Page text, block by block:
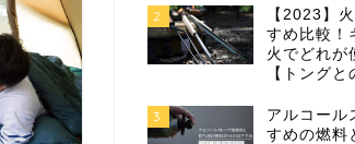
2
【2023】
すめ比較！
火でどれが
【トングと
3
アルコール
すめの燃料